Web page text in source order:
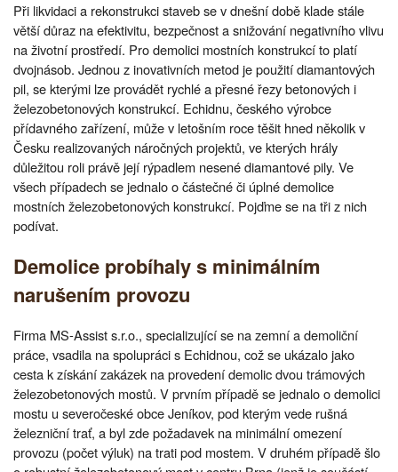
Při likvidaci a rekonstrukci staveb se v dnešní době klade stále
větší důraz na efektivitu, bezpečnost a snižování negativního vlivu
na životní prostředí. Pro demolici mostních konstrukcí to platí
dvojnásob. Jednou z inovativních metod je použití diamantových
pil, se kterými lze provádět rychlé a přesné řezy betonových i
železobetonových konstrukcí. Echidnu, českého výrobce
přídavného zařízení, může v letošním roce těšit hned několik v
Česku realizovaných náročných projektů, ve kterých hrály
důležitou roli právě její rýpadlem nesené diamantové pily. Ve
všech případech se jednalo o částečné či úplné demolice
mostních železobetonových konstrukcí. Pojďme se na tři z nich
podívat.
Demolice probíhaly s minimálním
narušením provozu
Firma MS-Assist s.r.o., specializující se na zemní a demoliční
práce, vsadila na spolupráci s Echidnou, což se ukázalo jako
cesta k získání zakázek na provedení demolic dvou trámových
železobetonových mostů. V prvním případě se jednalo o demolici
mostu u severočeské obce Jeníkov, pod kterým vede rušná
železniční trať, a byl zde požadavek na minimální omezení
provozu (počet výluk) na trati pod mostem. V druhém případě šlo